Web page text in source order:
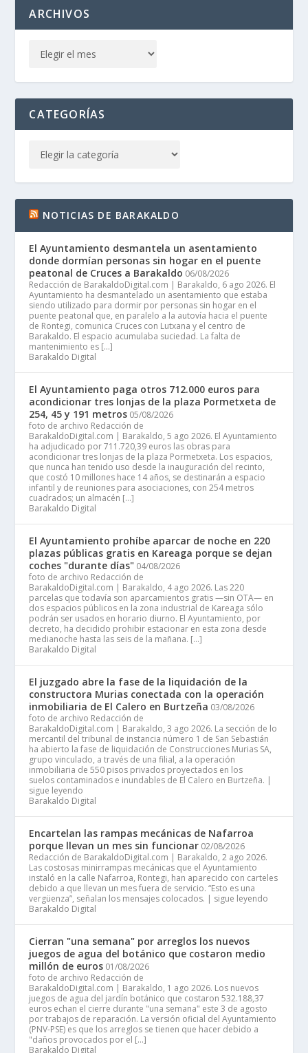
ARCHIVOS
CATEGORÍAS
NOTICIAS DE BARAKALDO
El Ayuntamiento desmantela un asentamiento
donde dormían personas sin hogar en el puente
peatonal de Cruces a Barakaldo 06/08/2026
Redacción de BarakaldoDigital.com | Barakaldo, 6 ago 2026. El
Ayuntamiento ha desmantelado un asentamiento que estaba
siendo utilizado para dormir por personas sin hogar en el
puente peatonal que, en paralelo a la autovía hacia el puente
de Rontegi, comunica Cruces con Lutxana y el centro de
Barakaldo. El espacio acumulaba suciedad. La falta de
mantenimiento es […]
Barakaldo Digital
El Ayuntamiento paga otros 712.000 euros para
acondicionar tres lonjas de la plaza Pormetxeta de
254, 45 y 191 metros 05/08/2026
foto de archivo Redacción de
BarakaldoDigital.com | Barakaldo, 5 ago 2026. El Ayuntamiento
ha adjudicado por 711.720,39 euros las obras para
acondicionar tres lonjas de la plaza Pormetxeta. Los espacios,
que nunca han tenido uso desde la inauguración del recinto,
que costó 10 millones hace 14 años, se destinarán a espacio
infantil y de reuniones para asociaciones, con 254 metros
cuadrados; un almacén […]
Barakaldo Digital
El Ayuntamiento prohíbe aparcar de noche en 220
plazas públicas gratis en Kareaga porque se dejan
coches "durante días" 04/08/2026
foto de archivo Redacción de
BarakaldoDigital.com | Barakaldo, 4 ago 2026. Las 220
parcelas que todavía son aparcamientos gratis —sin OTA— en
dos espacios públicos en la zona industrial de Kareaga sólo
podrán ser usados en horario diurno. El Ayuntamiento, por
decreto, ha decidido prohibir estacionar en esta zona desde
medianoche hasta las seis de la mañana. […]
Barakaldo Digital
El juzgado abre la fase de la liquidación de la
constructora Murias conectada con la operación
inmobiliaria de El Calero en Burtzeña 03/08/2026
foto de archivo Redacción de
BarakaldoDigital.com | Barakaldo, 3 ago 2026. La sección de lo
mercantil del tribunal de instancia número 1 de San Sebastián
ha abierto la fase de liquidación de Construcciones Murias SA,
grupo vinculado, a través de una filial, a la operación
inmobiliaria de 550 pisos privados proyectados en los
suelos contaminados e inundables de El Calero en Burtzeña. |
sigue leyendo
Barakaldo Digital
Encartelan las rampas mecánicas de Nafarroa
porque llevan un mes sin funcionar 02/08/2026
Redacción de BarakaldoDigital.com | Barakaldo, 2 ago 2026.
Las costosas minirrampas mecánicas que el Ayuntamiento
instaló en la calle Nafarroa, Rontegi, han aparecido con carteles
debido a que llevan un mes fuera de servicio. “Esto es una
vergüenza”, señalan los mensajes colocados. | sigue leyendo
Barakaldo Digital
Cierran "una semana" por arreglos los nuevos
juegos de agua del botánico que costaron medio
millón de euros 01/08/2026
foto de archivo Redacción de
BarakaldoDigital.com | Barakaldo, 1 ago 2026. Los nuevos
juegos de agua del jardín botánico que costaron 532.188,37
euros echan el cierre durante "una semana" este 3 de agosto
por trabajos de reparación. La versión oficial del Ayuntamiento
(PNV-PSE) es que los arreglos se tienen que hacer debido a
"daños provocados por el […]
Barakaldo Digital